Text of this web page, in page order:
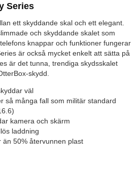
Series
ett skyddande skal och ett elegant.
och skyddande skalet som
knappar och funktioner fungerar
är också mycket enkelt att sätta på
är det tunna, trendiga skydsskalet
skydd.
väl
så många fall som militär standard
kamera och skärm
laddning
än 50% återvunnen plast